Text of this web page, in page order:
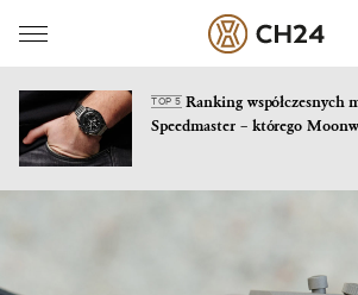
TOP 5Ranking współczesnych
Speedmaster – którego